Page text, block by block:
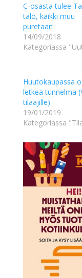
C-osasta tulee
talo, kaikki muu
puretaan
14/09/2018
Kategoriassa
Huutokaupassa
letkeä tunnelma
tilaajille)
19/01/2019
Kategoriassa